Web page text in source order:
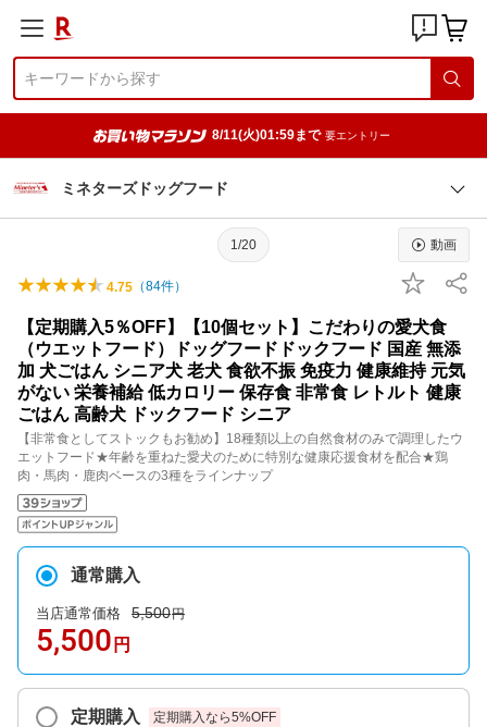
8/11(火)01:59まで 要エントリー
ミネターズドッグフード
1/20 動画
4.75 （84件）
【定期購入5％OFF】【10個セット】こだわりの愛犬食
（ウエットフード）ドッグフードドックフード 国産 無添
加 犬ごはん シニア犬 老犬 食欲不振 免疫力 健康維持 元気
がない 栄養補給 低カロリー 保存食 非常食 レトルト 健康
ごはん 高齢犬 ドックフード シニア
【非常食としてストックもお勧め】18種類以上の自然食材のみで調理したウ
エットフード★年齢を重ねた愛犬のために特別な健康応援食材を配合★鶏
肉・馬肉・鹿肉ベースの3種をラインナップ
通常購入
当店通常価格 5,500円
5,500 円
定期購入 定期購入なら5%OFF